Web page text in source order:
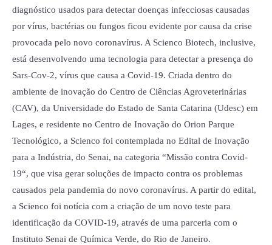
diagnóstico usados para detectar doenças infecciosas causadas
por vírus, bactérias ou fungos ficou evidente por causa da crise
provocada pelo novo coronavírus. A Scienco Biotech, inclusive,
está desenvolvendo uma tecnologia para detectar a presença do
Sars-Cov-2, vírus que causa a Covid-19. Criada dentro do
ambiente de inovação do Centro de Ciências Agroveterinárias
(CAV), da Universidade do Estado de Santa Catarina (Udesc) em
Lages, e residente no Centro de Inovação do Orion Parque
Tecnológico, a Scienco foi contemplada no Edital de Inovação
para a Indústria, do Senai, na categoria “Missão contra Covid-
19“, que visa gerar soluções de impacto contra os problemas
causados pela pandemia do novo coronavírus. A partir do edital,
a Scienco foi notícia com a criação de um novo teste para
identificação da COVID-19, através de uma parceria com o
Instituto Senai de Química Verde, do Rio de Janeiro.